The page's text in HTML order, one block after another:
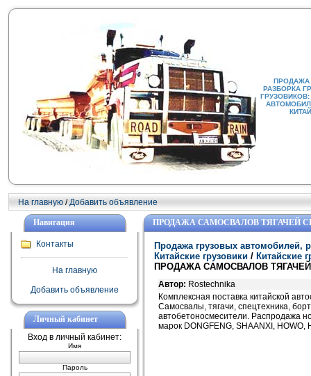
ПРОДАЖА
РАЗБОРКА
На главную /Добавить объявление
Навигация
Контакты
На главную
Добавить объявление
Личный кабинет
Вход в личный кабинет:
Имя
Пароль
ПРОДАЖА САМОСВАЛОВ ТЯГАЧЕЙ
Продажа грузовых автомобилей,
Китайские грузовики / Китайские
ПРОДАЖА САМОСВАЛОВ
Автор: Rostechnika
Комплексная поставка китайской
Самосвалы, тягачи, спецтехника,
автобетоносмесители. Распродажа
марок DONGFENG, SHAANXI, HOWO,